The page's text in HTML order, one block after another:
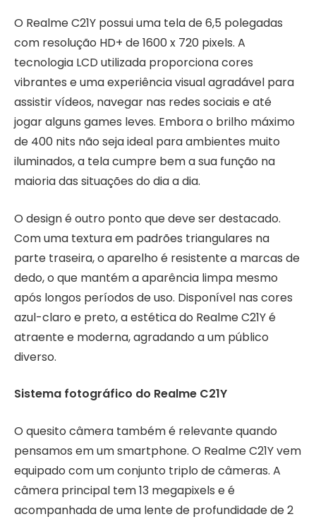
O Realme C21Y possui uma tela de 6,5 polegadas
com resolução HD+ de 1600 x 720 pixels. A
tecnologia LCD utilizada proporciona cores
vibrantes e uma experiência visual agradável para
assistir vídeos, navegar nas redes sociais e até
jogar alguns games leves. Embora o brilho máximo
de 400 nits não seja ideal para ambientes muito
iluminados, a tela cumpre bem a sua função na
maioria das situações do dia a dia.
O design é outro ponto que deve ser destacado.
Com uma textura em padrões triangulares na
parte traseira, o aparelho é resistente a marcas de
dedo, o que mantém a aparência limpa mesmo
após longos períodos de uso. Disponível nas cores
azul-claro e preto, a estética do Realme C21Y é
atraente e moderna, agradando a um público
diverso.
Sistema fotográfico do Realme C21Y
O quesito câmera também é relevante quando
pensamos em um smartphone. O Realme C21Y vem
equipado com um conjunto triplo de câmeras. A
câmera principal tem 13 megapixels e é
acompanhada de uma lente de profundidade de 2